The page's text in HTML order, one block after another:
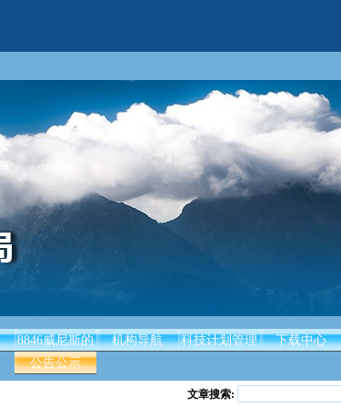
8846威尼斯的
公告公示
机构导航 科技计划管理 下载中心
文章搜索: